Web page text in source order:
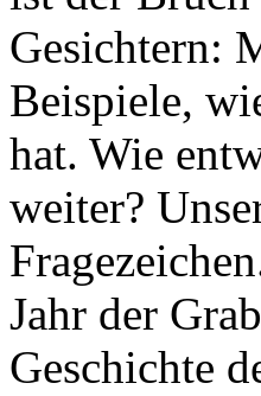
Gesichtern:
Beispiele,
hat. Wie
weiter?
Jahr der
Geschichte